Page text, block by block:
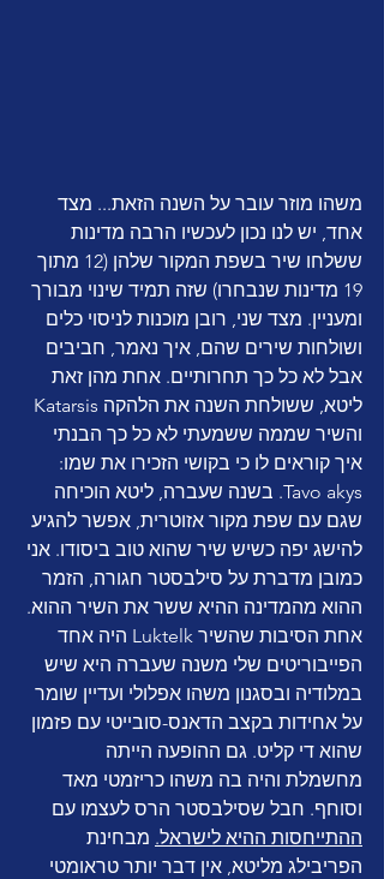
משהו מוזר עובר על השנה הזאת... מצד
אחד, יש לנו נכון לעכשיו הרבה מדינות
ששלחו שיר בשפת המקור שלהן (12 מתוך
19 מדינות שנבחרו) שזה תמיד שינוי מבורך
ומעניין. מצד שני, רובן מוכנות לניסוי כלים
ושולחות שירים שהם, איך נאמר, חביבים
אבל לא כל כך תחרותיים. אחת מהן זאת
והשיר שממה ששמעתי לא כל כך הבנתי
איך קוראים לו כי בקושי הזכירו את שמו:
Tavo akys. בשנה שעברה, ליטא הוכיחה
שגם עם שפת מקור אזוטרית, אפשר להגיע
להישג יפה כשיש שיר שהוא טוב ביסודו. אני
כמובן מדברת על סילבסטר חגורה, הזמר
ההוא מהמדינה ההיא ששר את השיר ההוא.
אחת הסיבות שהשיר Luktelk היה אחד
הפייבוריטים שלי משנה שעברה היא שיש
במלודיה ובסגנון משהו אפלולי ועדיין שומר
על אחידות בקצב הדאנס-סובייטי עם פזמון
שהוא די קליט. גם ההופעה הייתה
מחשמלת והיה בה משהו כריזמטי מאד
וסוחף. חבל שסילבסטר הרס לעצמו עם
ההתייחסות ההיא לישראל. מבחינת
הפריבילג מליטא, אין דבר יותר טראומטי